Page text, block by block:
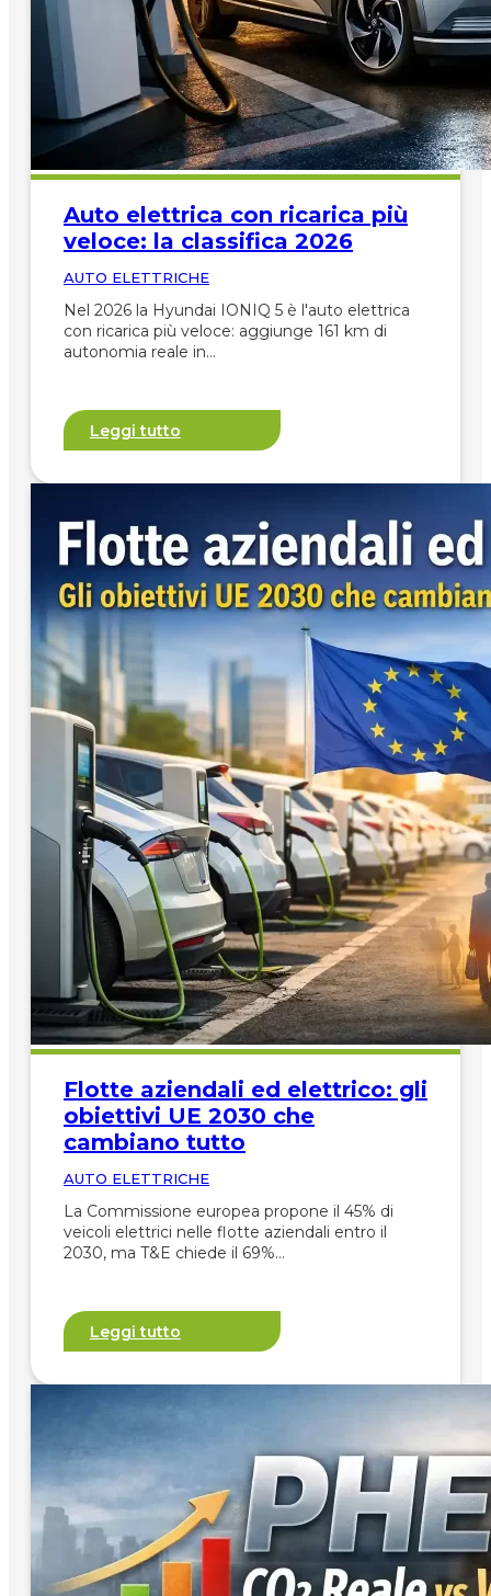
anche...
Auto elettrica con ricarica più
veloce: la classifica 2026
AUTO ELETTRICHE
Nel 2026 la Hyundai IONIQ 5 è l'auto elettrica
con ricarica più veloce: aggiunge 161 km di
autonomia reale in…
Leggi tutto
Flotte aziendali ed elettrico: gli
obiettivi UE 2030 che